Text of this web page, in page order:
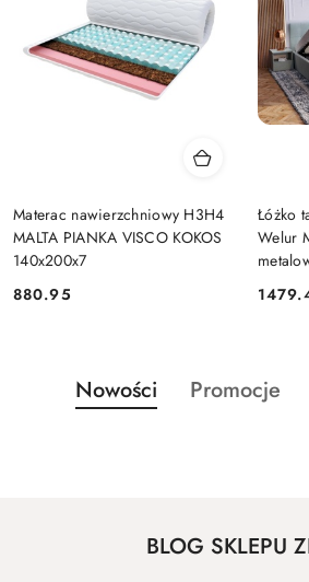
Materac nawierzchniowy H3H4
MALTA PIANKA VISCO KOKOS
140x200x7
Cena:
880.95
Łóżko
Welur
Cena:
Pomiń karuzelę produktów
Produkty
o
Nowości
Produkty
Promocje
BLOG SKLEPU